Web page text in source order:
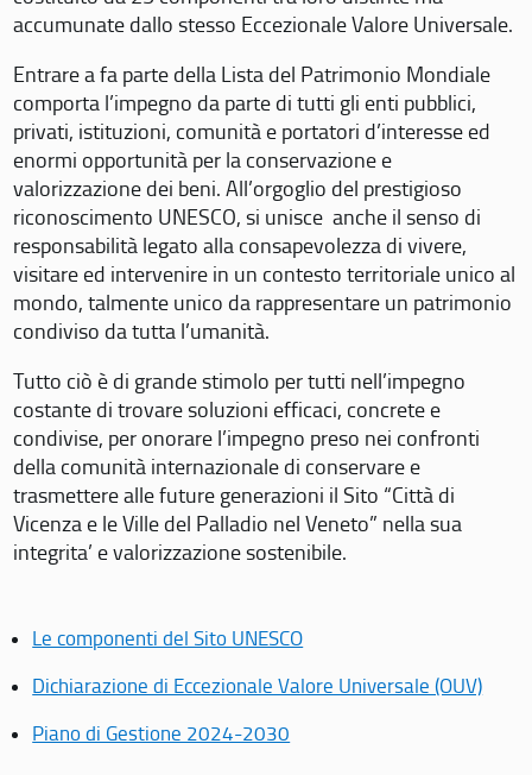
accumunate dallo stesso Eccezionale Valore Universale.
Entrare a fa parte della Lista del Patrimonio Mondiale
comporta l’impegno da parte di tutti gli enti pubblici,
privati, istituzioni, comunità e portatori d’interesse ed
enormi opportunità per la conservazione e
valorizzazione dei beni. All’orgoglio del prestigioso
riconoscimento UNESCO, si unisce anche il senso di
responsabilità legato alla consapevolezza di vivere,
visitare ed intervenire in un contesto territoriale unico al
mondo, talmente unico da rappresentare un patrimonio
condiviso da tutta l’umanità.
Tutto ciò è di grande stimolo per tutti nell’impegno
costante di trovare soluzioni efficaci, concrete e
condivise, per onorare l’impegno preso nei confronti
della comunità internazionale di conservare e
trasmettere alle future generazioni il Sito “Città di
Vicenza e le Ville del Palladio nel Veneto” nella sua
integrita’ e valorizzazione sostenibile.
Le componenti del Sito UNESCO
Dichiarazione di Eccezionale Valore Universale (OUV)
Piano di Gestione 2024-2030